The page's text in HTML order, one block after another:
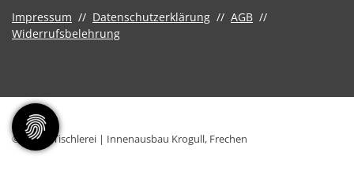
Impressum // Datenschutzerklärung // AGB //
Widerrufsbelehrung
© 2026 - Tischlerei | Innenausbau Krogull, Frechen